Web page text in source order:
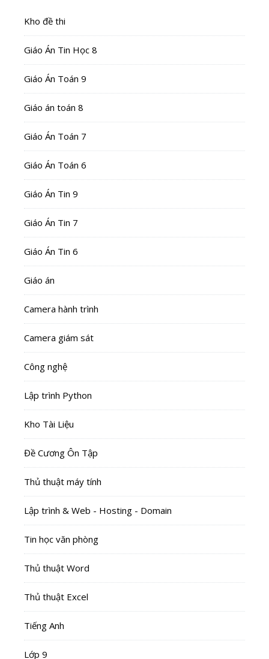
Kho đề thi
Giáo Án Tin Học 8
Giáo Án Toán 9
Giáo án toán 8
Giáo Án Toán 7
Giáo Án Toán 6
Giáo Án Tin 9
Giáo Án Tin 7
Giáo Án Tin 6
Giáo án
Camera hành trình
Camera giám sát
Công nghệ
Lập trình Python
Kho Tài Liệu
Đề Cương Ôn Tập
Thủ thuật máy tính
Lập trình & Web - Hosting - Domain
Tin học văn phòng
Thủ thuật Word
Thủ thuật Excel
Tiếng Anh
Lớp 9